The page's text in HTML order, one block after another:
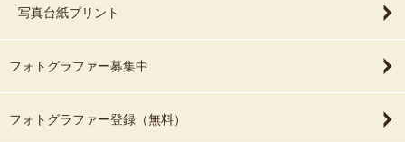
写真台紙プリント
フォトグラファー募集中
フォトグラファー登録（無料）